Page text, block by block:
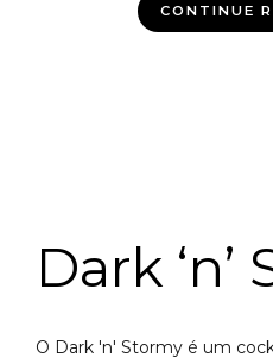
CONTINUE
Dark
O Dark 'n' Stormy é um